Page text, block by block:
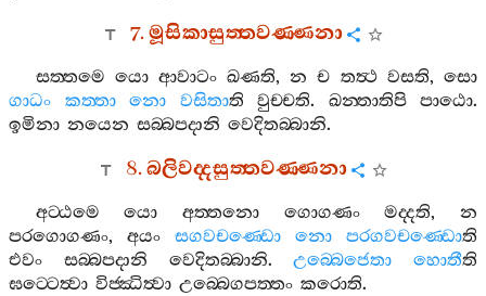
7.මූසිකාසුත‍්තවණ‍්ණනා
සත‍්තමෙ යො ආවාටං ඛණති,න ච තත්‍ථ වසති, සො
ගාධං
කත‍්තා නො වසිතාති වුච‍්චති. ඛන‍්තාතිපි පාඨො.
ඉමිනා නයෙන සබ‍්බපදානි වෙදිතබ‍්බානි.
8.බලිවද‍්දසුත‍්තවණ‍්ණනා
අට‍්ඨමෙ යො අත‍්තනො ගොගණං මද‍්දති,න
පරගොගණං, අයං සගවචණ‍්ඩො නො පරගවචණ‍්ඩොති
එවං
සබ‍්බපදානි වෙදිතබ‍්බානි.උබ‍්බෙජෙතා හොතීති
ඝට‍්ටෙත්‍වා විජ‍්ඣිත්‍වා උබ‍්බෙගපත‍්තං කරොති.